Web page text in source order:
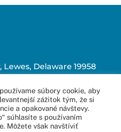
Lewes, Delaware 19958
súbory cookie, aby
zážitok tým, že si
a opakované návštevy.
súhlasíte s používaním
Môžete však navštíviť